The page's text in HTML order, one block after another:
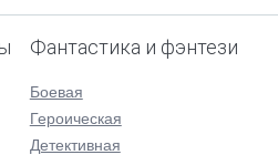
Фантастика и фэнтези
Боевая
Героическая
Детективная